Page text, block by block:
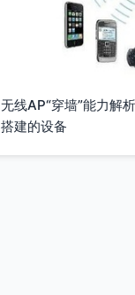
无线AP“穿墙”能力解
搭建的设备